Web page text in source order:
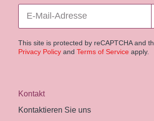
This site is protected by reCAPTCHA and
Privacy Policyand Terms of Service apply.
Kontakt
Kontaktieren Sie uns